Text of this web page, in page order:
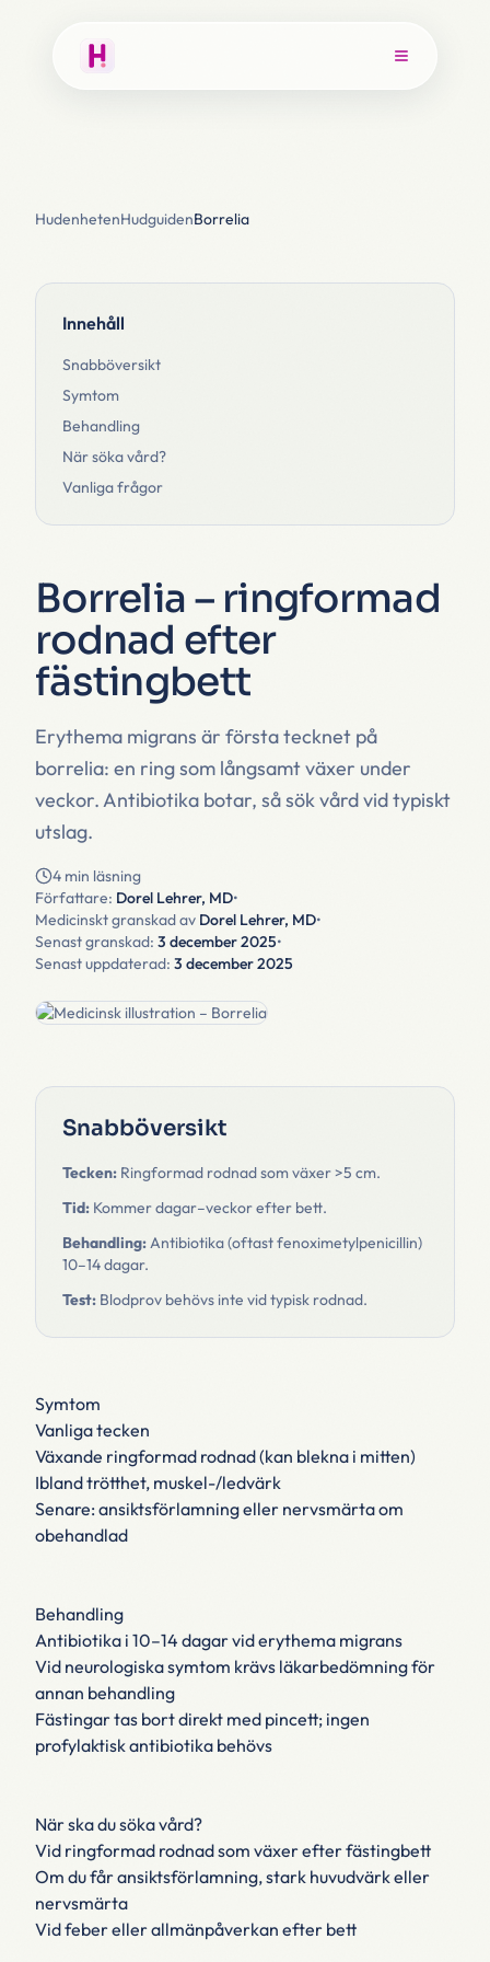
HudenhetenHudguidenBorrelia
Innehåll
Snabböversikt
Symtom
Behandling
När söka vård?
Vanliga frågor
Borrelia – ringformad
rodnad efter
fästingbett
Erythema migrans är första tecknet på
borrelia: en ring som långsamt växer under
veckor. Antibiotika botar, så sök vård vid typiskt
utslag.
4 min läsning
Författare: Dorel Lehrer, MD•
Medicinskt granskad av Dorel Lehrer, MD•
Senast granskad: 3 december 2025•
Senast uppdaterad: 3 december 2025
Snabböversikt
Tecken: Ringformad rodnad som växer >5 cm.
Tid: Kommer dagar–veckor efter bett.
Behandling:Antibiotika (oftast fenoximetylpenicillin)
10–14 dagar.
Test: Blodprov behövs inte vid typisk rodnad.
Symtom
Vanliga tecken
Växande ringformad rodnad (kan blekna i mitten)
Ibland trötthet, muskel-/ledvärk
Senare: ansiktsförlamning eller nervsmärta om
obehandlad
Behandling
Antibiotika i 10–14 dagar vid erythema migrans
Vid neurologiska symtom krävs läkarbedömning för
annan behandling
Fästingar tas bort direkt med pincett; ingen
profylaktisk antibiotika behövs
När ska du söka vård?
Vid ringformad rodnad som växer efter fästingbett
Om du får ansiktsförlamning, stark huvudvärk eller
nervsmärta
Vid feber eller allmänpåverkan efter bett